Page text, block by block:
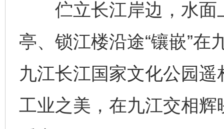
伫立长江岸边，水面
亭、锁江楼沿途“镶嵌”在
九江长江国家文化公园
工业之美，在九江交相
完善运行机制助力责任有效落实 一纸欠